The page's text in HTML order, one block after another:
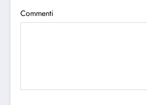
Commenti